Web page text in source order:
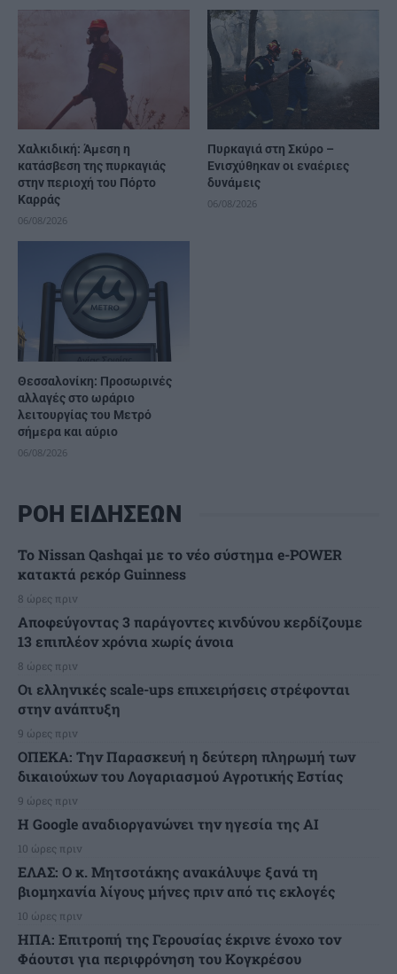
Χαλκιδική: Άμεση η
κατάσβεση της πυρκαγιάς
στην περιοχή του Πόρτο
Καρράς
06/08/2026
Πυρκαγιά στη Σκύρο –
Ενισχύθηκαν οι εναέριες
δυνάμεις
06/08/2026
Θεσσαλονίκη: Προσωρινές
αλλαγές στο ωράριο
λειτουργίας του Μετρό
σήμερα και αύριο
06/08/2026
ΡΟΗ ΕΙΔΗΣΕΩΝ
Το Nissan Qashqai με το νέο σύστημα e-POWER
κατακτά ρεκόρ Guinness
8 ώρες πριν
Αποφεύγοντας 3 παράγοντες κινδύνου κερδίζουμε
13 επιπλέον χρόνια χωρίς άνοια
8 ώρες πριν
Οι ελληνικές scale-ups επιχειρήσεις στρέφονται
στην ανάπτυξη
9 ώρες πριν
ΟΠΕΚΑ: Την Παρασκευή η δεύτερη πληρωμή των
δικαιούχων του Λογαριασμού Αγροτικής Εστίας
9 ώρες πριν
H Google αναδιοργανώνει την ηγεσία της AI
10 ώρες πριν
ΕΛΑΣ: Ο κ. Μητσοτάκης ανακάλυψε ξανά τη
βιομηχανία λίγους μήνες πριν από τις εκλογές
10 ώρες πριν
ΗΠΑ: Επιτροπή της Γερουσίας έκρινε ένοχο τον
Φάουτσι για περιφρόνηση του Κογκρέσου